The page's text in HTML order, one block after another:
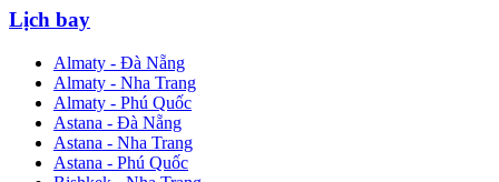
Lịch bay
Almaty - Đà Nẵng
Almaty - Nha Trang
Almaty - Phú Quốc
Astana - Đà Nẵng
Astana - Nha Trang
Astana - Phú Quốc